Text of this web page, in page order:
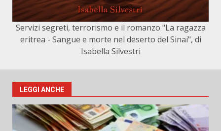
Servizi segreti, terrorismo e il romanzo "La ragazza
eritrea - Sangue e morte nel deserto del Sinai", di
Isabella Silvestri
LEGGI ANCHE